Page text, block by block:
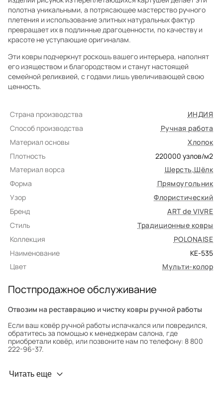
полотна уникальными, а потрясающее мастерство ручного
плетения и использование элитных натуральных фактур
превращает их в подлинные драгоценности, по качеству и
красоте не уступающие оригиналам.
Эти ковры подчеркнут роскошь вашего интерьера, наполнят
его изяществом и благородством и станут настоящей
семейной реликвией, с годами лишь увеличивающей свою
ценность.
Страна производства
ИНДИЯ
Способ производства
Ручная работа
Материал основы
Хлопок
Плотность
220000 узлов/м2
Материал ворса
Шерсть,Шёлк
Форма
Прямоугольник
Узор
Флористический
Бренд
ART de VIVRE
Стиль
Традиционные ковры
Коллекция
POLONAISE
Наименование
KE-535
Цвет
Мульти-колор
Постпродажное обслуживание
Отвозим на реставрацию и чистку ковры ручной работы
Если ваш ковёр ручной работы испачкался или повредился,
обратитесь за помощью к менеджерам салона, где
приобретали ковёр, или позвоните нам по телефону: 8 800
222-96-37.
Профилактика износа
Читать еще